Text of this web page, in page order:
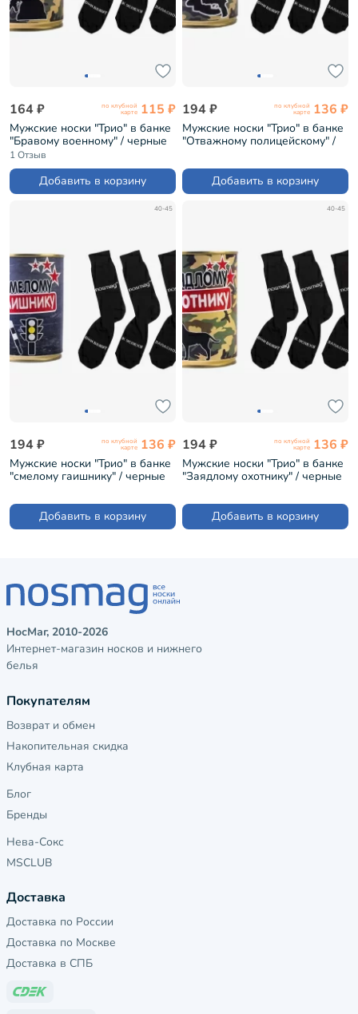
164 ₽ по клубной
карте 115 ₽
Мужские носки "Трио" в банке
"Бравому военному" / черные
(1БАН_ПрофС)
1 Отзыв
Добавить в корзину
194 ₽ по клубной
карте 136 ₽
Мужские носки "Трио" в банке
"Отважному полицейскому" /
Добавить в корзину
40-45
194 ₽ по клубной
карте 136 ₽
Мужские носки "Трио" в банке
"смелому гаишнику" / черные
Добавить в корзину
40-45
194 ₽ по клубной
карте 136 ₽
Мужские носки "Трио" в банке
"Заядлому охотнику" / черные
Добавить в корзину
НосМаг, 2010-2026
Интернет-магазин носков и нижнего
белья
Покупателям
Возврат и обмен
Накопительная скидка
Клубная карта
Блог
Бренды
Нева-Сокс
MSCLUB
Доставка
Доставка по России
Доставка по Москве
Доставка в СПБ